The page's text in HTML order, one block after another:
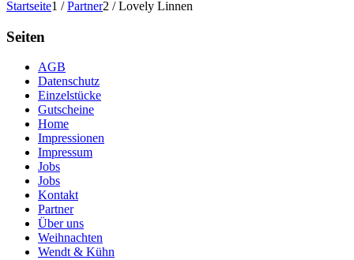
Startseite1 / Partner2 / Lovely Linnen
Seiten
AGB
Datenschutz
Einzelstücke
Gutscheine
Home
Impressionen
Impressum
Jobs
Jobs
Kontakt
Partner
Über uns
Weihnachten
Wendt & Kühn